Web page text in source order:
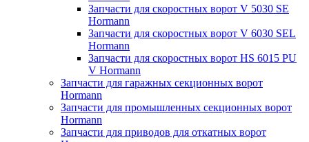
Запчасти для скоростных ворот V 5030 SE
Hormann
Запчасти для скоростных ворот V 6030 SEL
Hormann
Запчасти для скоростных ворот HS 6015 PU
V Hormann
Запчасти для гаражных секционных ворот
Hormann
Запчасти для промышленных секционных ворот
Hormann
Запчасти для приводов для откатных ворот